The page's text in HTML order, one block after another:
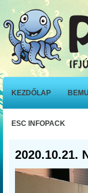
KEZDŐLAP
ESC INFOPACK
2020.10.21.